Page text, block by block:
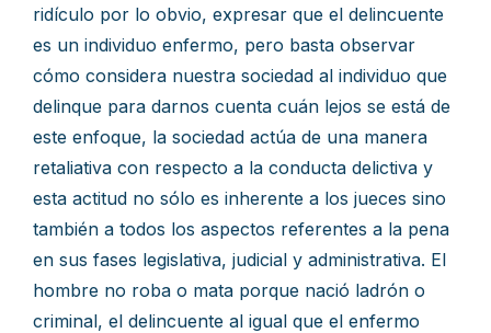
ridículo por lo obvio, expresar que el delincuente
es un individuo enfermo, pero basta observar
cómo considera nuestra sociedad al individuo que
delinque para darnos cuenta cuán lejos se está de
este enfoque, la sociedad actúa de una manera
retaliativa con respecto a la conducta delictiva y
esta actitud no sólo es inherente a los jueces sino
también a todos los aspectos referentes a la pena
en sus fases legislativa, judicial y administrativa. El
hombre no roba o mata porque nació ladrón o
criminal, el delincuente al igual que el enfermo